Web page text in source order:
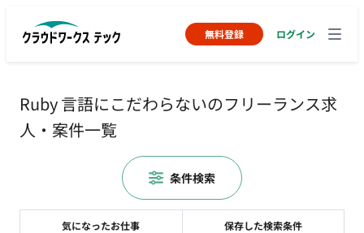
無料登録 ログイン
Ruby 言語にこだわらないのフリーランス求
人・案件一覧
気になったお仕事 保存した検索条件
条件検索